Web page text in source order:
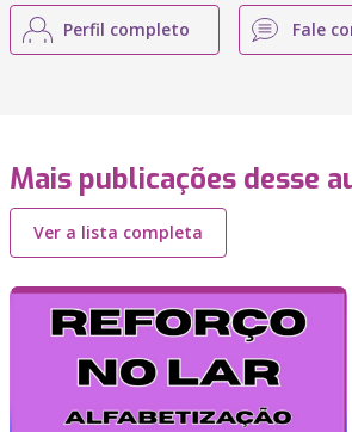
Perfil completo Fale
Mais publicações desse
Ver a lista completa